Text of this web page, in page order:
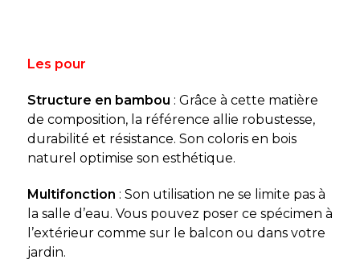
Les pour
Structure en bambou : Grâce à cette matière
de composition, la référence allie robustesse,
durabilité et résistance. Son coloris en bois
naturel optimise son esthétique.
Multifonction : Son utilisation ne se limite pas à
la salle d’eau. Vous pouvez poser ce spécimen à
l’extérieur comme sur le balcon ou dans votre
jardin.